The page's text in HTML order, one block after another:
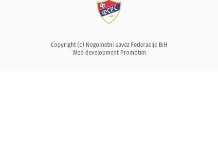
Copyright (c) Nogometni savez Federacije BiH
Web development Promotim